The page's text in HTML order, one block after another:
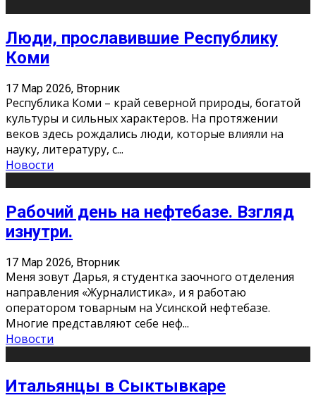
Люди, прославившие Республику
Коми
17 Мар 2026, Вторник
Республика Коми – край северной природы, богатой
культуры и сильных характеров. На протяжении
веков здесь рождались люди, которые влияли на
науку, литературу, с...
Новости
Рабочий день на нефтебазе. Взгляд
изнутри.
17 Мар 2026, Вторник
Меня зовут Дарья, я студентка заочного отделения
направления «Журналистика», и я работаю
оператором товарным на Усинской нефтебазе.
Многие представляют себе неф...
Новости
Итальянцы в Сыктывкаре